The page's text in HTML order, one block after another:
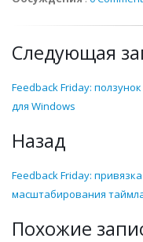
Следующая
Feedback Friday:
для Windows
Назад
Feedback Friday:
масштабирования
Похожие